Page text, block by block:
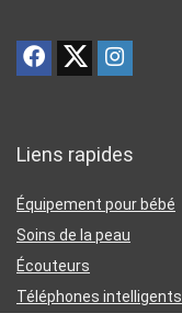
Liens rapides
Équipement pour bébé
Soins de la peau
Écouteurs
Téléphones intelligents